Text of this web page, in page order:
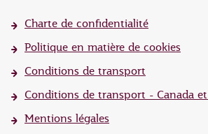
Charte de confidentialité
Politique en matière de cookies
Conditions de transport
Conditions de transport - Canada
Mentions légales